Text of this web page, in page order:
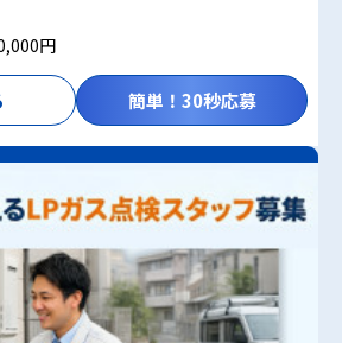
円
簡単！30秒応募